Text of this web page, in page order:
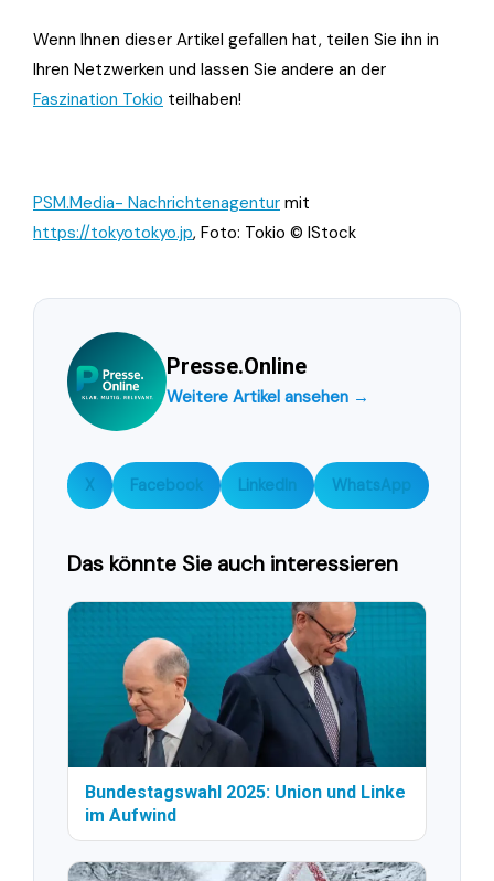
Wenn Ihnen dieser Artikel gefallen hat, teilen Sie ihn in
Ihren Netzwerken und lassen Sie andere an der
Faszination Tokio teilhaben!
PSM.Media- Nachrichtenagentur mit
https://tokyotokyo.jp, Foto: Tokio © IStock
Presse.Online
Weitere Artikel ansehen →
X Facebook LinkedIn WhatsApp
Das könnte Sie auch interessieren
Bundestagswahl 2025: Union und Linke
im Aufwind